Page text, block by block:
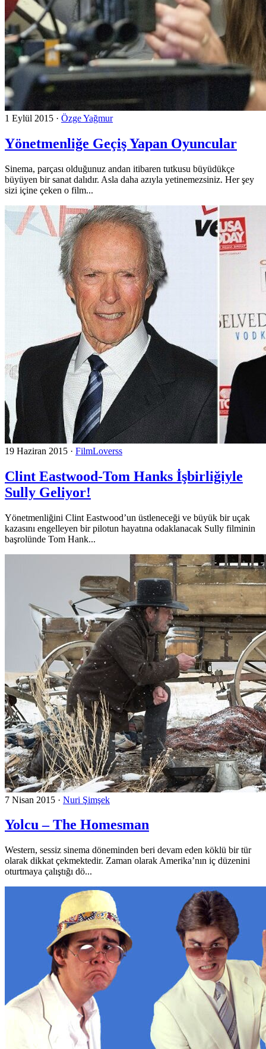
1 Eylül 2015 · Özge Yağmur
Yönetmenliğe Geçiş Yapan Oyuncular
Sinema, parçası olduğunuz andan itibaren tutkusu büyüdükçe
büyüyen bir sanat dalıdır. Asla daha azıyla yetinemezsiniz. Her şey
sizi içine çeken o film...
19 Haziran 2015 · FilmLoverss
Clint Eastwood-Tom Hanks İşbirliğiyle
Sully Geliyor!
Yönetmenliğini Clint Eastwood’un üstleneceği ve büyük bir uçak
kazasını engelleyen bir pilotun hayatına odaklanacak Sully filminin
başrolünde Tom Hank...
7 Nisan 2015 · Nuri Şimşek
Yolcu – The Homesman
Western, sessiz sinema döneminden beri devam eden köklü bir tür
olarak dikkat çekmektedir. Zaman olarak Amerika’nın iç düzenini
oturtmaya çalıştığı dö...